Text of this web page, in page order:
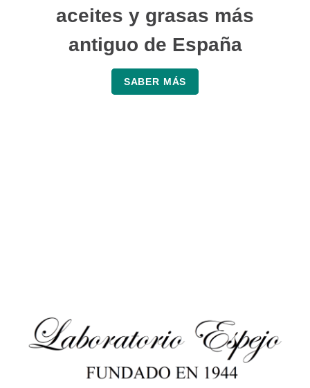
aceites y grasas más
antiguo de España
SABER MÁS